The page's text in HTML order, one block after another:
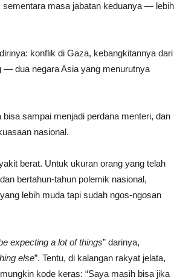
sementara masa jabatan keduanya — lebih
konflik di Gaza, kebangkitannya dari
— dua negara Asia yang menurutnya
sampai menjadi perdana menteri, dan
nasional.
berat. Untuk ukuran orang yang telah
bertahun-tahun polemik nasional,
lebih muda tapi sudah ngos-ngosan
expecting a lot of things” darinya,
else”. Tentu, di kalangan rakyat jelata,
kode keras: “Saya masih bisa jika